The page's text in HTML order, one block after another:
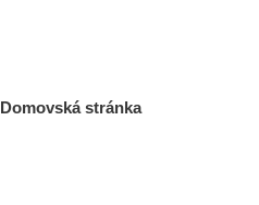
Domovská stránka